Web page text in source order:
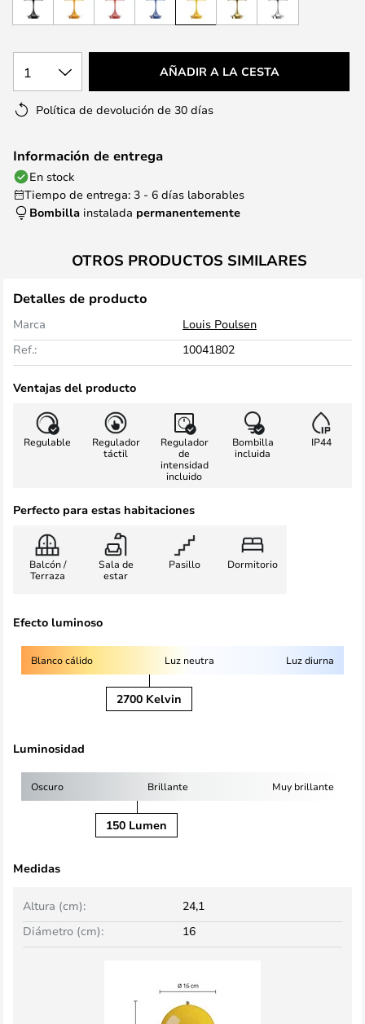
1 AÑADIR A LA CESTA
Política de devolución de 30 días
Información de entrega
En stock
Tiempo de entrega: 3 - 6 días laborables
Bombilla instalada permanentemente
OTROS PRODUCTOS SIMILARES
Detalles de producto
Marca
Louis Poulsen
Ref.:
10041802
Ventajas del producto
Regulable
Regulador
táctil
Regulador
de
intensidad
incluido
Bombilla
incluida
IP44
Perfecto para estas habitaciones
Balcón /
Terraza
Sala de
estar
Pasillo Dormitorio
Efecto luminoso
Blanco cálido Luz neutra Luz diurna
2700 Kelvin
Luminosidad
Oscuro Brillante Muy brillante
150 Lumen
Medidas
Altura (cm):
24,1
Diámetro (cm):
16